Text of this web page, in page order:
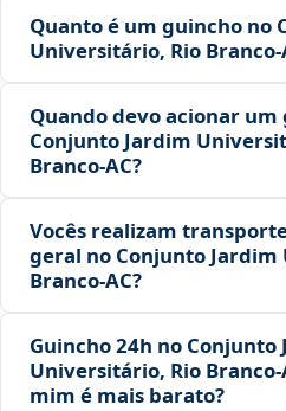
Quanto é um guincho no
Universitário, Rio
Quando devo acionar um
Conjunto Jardim
Branco‑AC?
Vocês realizam
geral no Conjunto
Branco‑AC?
Guincho 24h no Conjunto
Universitário, Rio
mim é mais barato?